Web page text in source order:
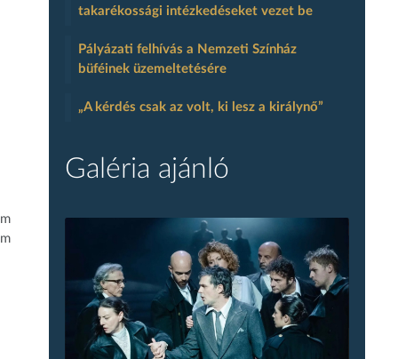
takarékossági intézkedéseket vezet be
Pályázati felhívás a Nemzeti Színház
büféinek üzemeltetésére
„A kérdés csak az volt, ki lesz a királynő”
Galéria ajánló